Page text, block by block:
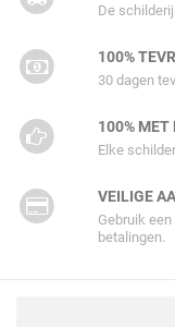
De
100%
30 dagen
100% MET
Elke
VEILIGE
Gebruik
betalingen.